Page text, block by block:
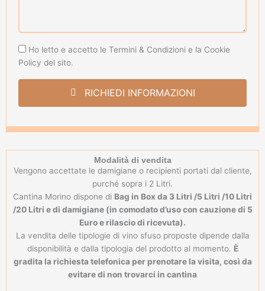
Privacy
Policy
Ho letto e accetto le Termini & Condizioni e la Cookie
Policy del sito.
RICHIEDI INFORMAZIONI
Modalità di vendita
Vengono accettate le damigiane o recipienti portati dal cliente,
purché sopra i 2 Litri.
Cantina Morino dispone di Bag in Box da 3 Litri /5 Litri /10 Litri
/20 Litri e di damigiane (in comodato d’uso con cauzione di 5
Euro e rilascio di ricevuta).
La vendita delle tipologie di vino sfuso proposte dipende dalla
disponibilità e dalla tipologia del prodotto al momento. È
gradita la richiesta telefonica per prenotare la visita, così da
evitare di non trovarci in cantina